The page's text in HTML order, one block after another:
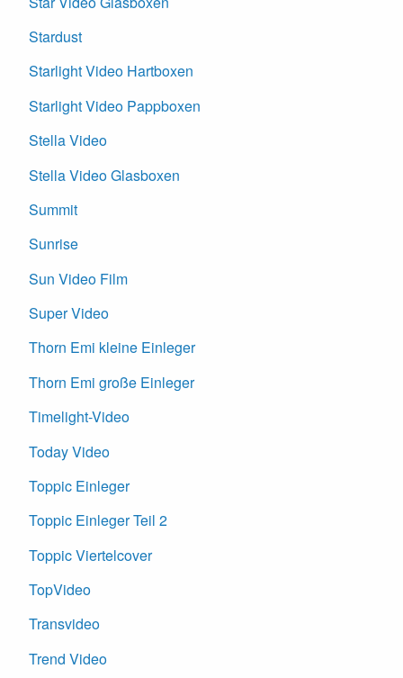
Stardust
Starlight Video Hartboxen
Starlight Video Pappboxen
Stella Video
Stella Video Glasboxen
Summit
Sunrise
Sun Video Film
Super Video
Thorn Emi kleine Einleger
Thorn Emi große Einleger
Timelight-Video
Today Video
Toppic Einleger
Toppic Einleger Teil 2
Toppic Viertelcover
TopVideo
Transvideo
Trend Video